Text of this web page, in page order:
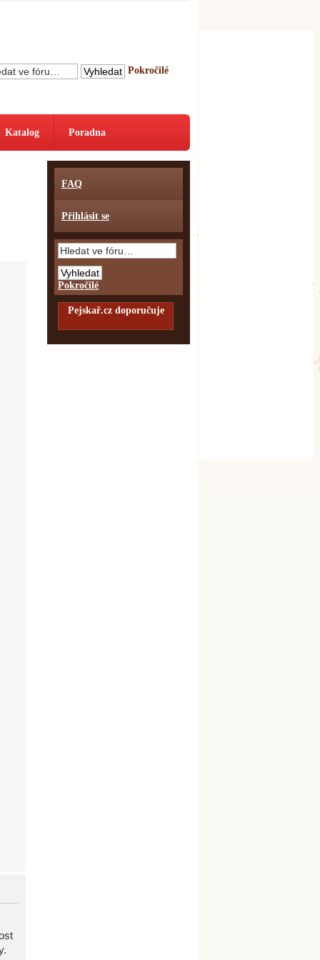
Pokročilé
Katalog Poradna
FAQ
Přihlásit se
Pokročilé
Pejskař.cz doporučuje